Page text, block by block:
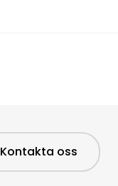
Kontakta oss